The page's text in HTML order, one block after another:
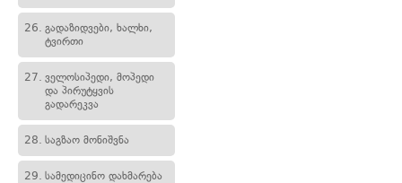
26. გადაზიდვები, ხალხი,
ტვირთი
27. ველოსიპედი, მოპედი
და პირუტყვის
გადარეკვა
28. საგზაო მონიშვნა
29. სამედიცინო დახმარება